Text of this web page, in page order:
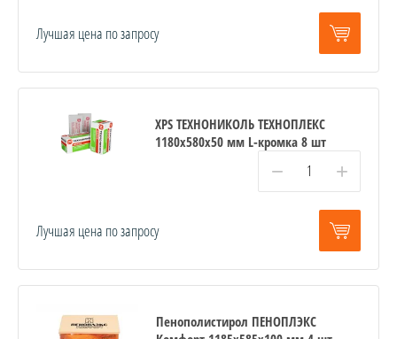
Лучшая цена по запросу
XPS ТЕХНОНИКОЛЬ ТЕХНОПЛЕКС
1180х580х50 мм L-кромка 8 шт
− +
Лучшая цена по запросу
Пенополистирол ПЕНОПЛЭКС